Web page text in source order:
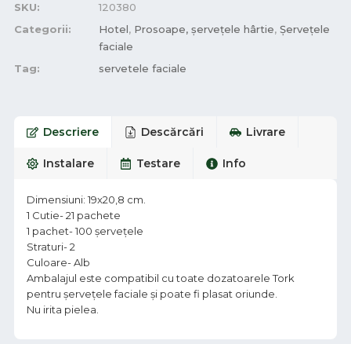
SKU:
120380
Categorii:
Hotel, Prosoape, șervețele hârtie, Șervețele
faciale
Tag:
servetele faciale
Descriere Descărcări Livrare
Instalare Testare Info
Dimensiuni: 19x20,8 cm.
1 Cutie- 21 pachete
1 pachet- 100 șervețele
Straturi- 2
Culoare- Alb
Ambalajul este compatibil cu toate dozatoarele Tork
pentru șervețele faciale și poate fi plasat oriunde.
Nu irita pielea.